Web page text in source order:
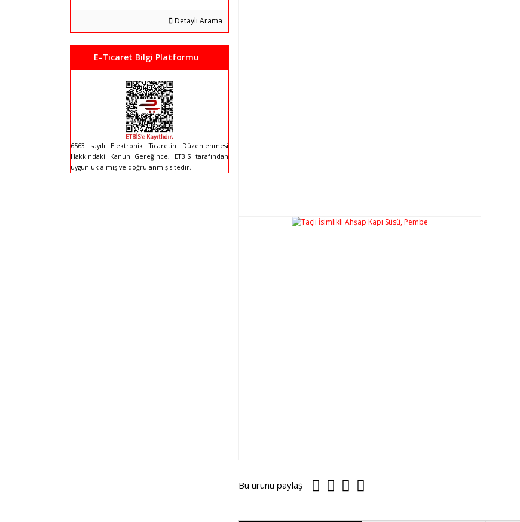
Detaylı Arama
E-Ticaret Bilgi Platformu
6563 sayılı Elektronik Ticaretin Düzenlenmesi
Hakkındaki Kanun Gereğince, ETBİS tarafından
uygunluk almış ve doğrulanmış sitedir.
Bu ürünü paylaş